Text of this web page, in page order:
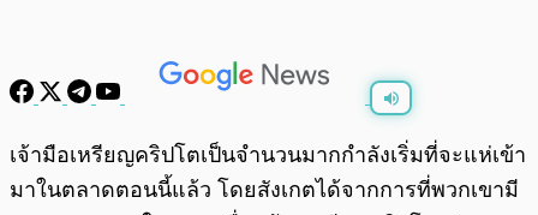
พร้อมเล่น 0:00/
เจ้ามือเหรียญคริปโตเป็นจำนวนมากกำลังเริ่มที่จะแห่เข้า
มาในตลาดตอนนี้แล้ว โดยสังเกตได้จากการที่พวกเขามี